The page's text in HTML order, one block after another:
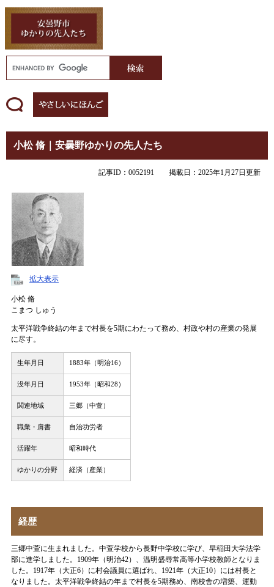
小松 脩｜安曇野ゆかりの先人たち
記事ID：0052191 掲載日：2025年1月27日更新
拡大表示
小松 脩
こまつ しゅう
太平洋戦争終結の年まで村長を5期にわたって務め、村政や村の産業の発展
に尽す。
生年月日 1883年（明治16）
没年月日 1953年（昭和28）
関連地域 三郷（中萱）
職業・肩書 自治功労者
活躍年 昭和時代
ゆかりの分野 経済（産業）
経歴
三郷中萱に生まれました。中萱学校から長野中学校に学び、早稲田大学法学
部に進学しました。1909年（明治42）、温明盛尋常高等小学校教師となりま
した。1917年（大正6）に村会議員に選ばれ、1921年（大正10）には村長と
なりました。太平洋戦争終結の年まで村長を5期務め、南校舎の増築、運動